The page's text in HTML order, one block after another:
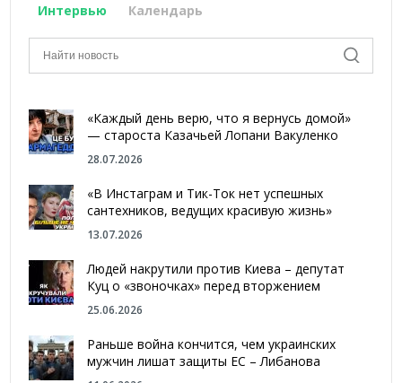
Интервью Календарь
«Каждый день верю, что я вернусь домой»
— староста Казачьей Лопани Вакуленко
28.07.2026
«В Инстаграм и Тик-Ток нет успешных
сантехников, ведущих красивую жизнь»
13.07.2026
Людей накрутили против Киева – депутат
Куц о «звоночках» перед вторжением
25.06.2026
Раньше война кончится, чем украинских
мужчин лишат защиты ЕС – Либанова